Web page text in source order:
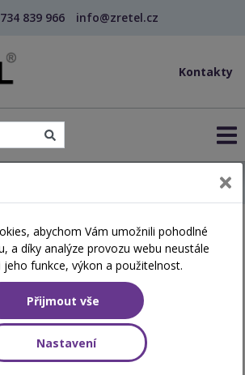
839 966 info@zretel.cz
Kontakty
začínající 19. 02.
termíny
vypsány žádné termíny.
abychom Vám umožnili pohodlné
a díky analýze provozu webu neustále
jeho funkce, výkon a použitelnost.
Přijmout vše
Nastavení